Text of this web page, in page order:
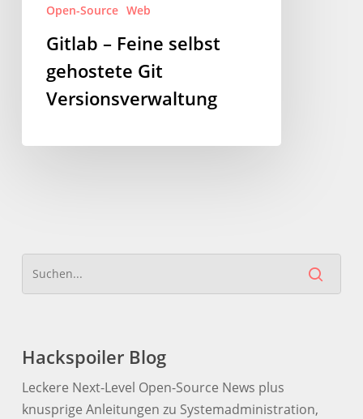
Versionsverwaltung
Open-Source Web
Gitlab – Feine selbst
gehostete Git
Versionsverwaltung
Hackspoiler Blog
Leckere Next-Level Open-Source News plus
knusprige Anleitungen zu Systemadministration,